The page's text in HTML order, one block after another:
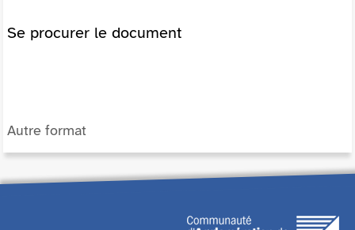
Se procurer le document
Autre format